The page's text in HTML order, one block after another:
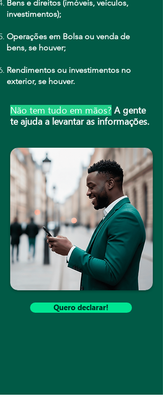
Bens e direitos (imóveis, veículos,
investimentos);
Operações em Bolsa ou venda de
bens, se houver;
Rendimentos ou investimentos no
exterior, se houver.
Não tem tudo em mãos? A gente
te ajuda a levantar as informações.
Quero declarar!